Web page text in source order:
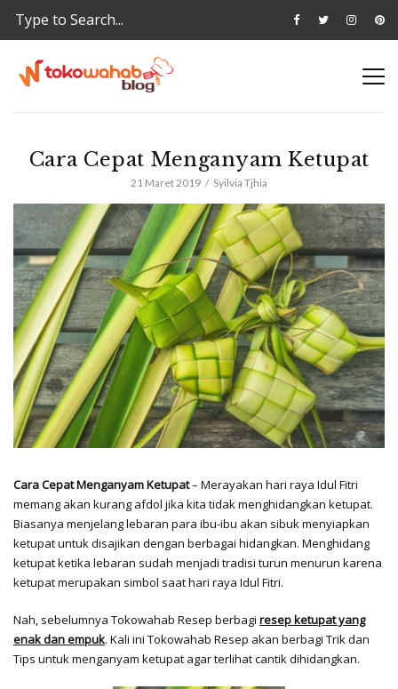
Cara Cepat Menganyam Ketupat
21 Maret 2019 Syilvia Tjhia
Cara Cepat Menganyam Ketupat– Merayakan hari raya Idul Fitri
memang akan kurang afdol jika kita tidak menghidangkan ketupat.
Biasanya menjelang lebaran para ibu-ibu akan sibuk menyiapkan
ketupat untuk disajikan dengan berbagai hidangkan. Menghidang
ketupat ketika lebaran sudah menjadi tradisi turun menurun karena
ketupat merupakan simbol saat hari raya Idul Fitri.
Nah, sebelumnya Tokowahab Resep berbagi resep ketupat yang
enak dan empuk. Kali ini Tokowahab Resep akan berbagi Trik dan
Tips untuk menganyam ketupat agar terlihat cantik dihidangkan.